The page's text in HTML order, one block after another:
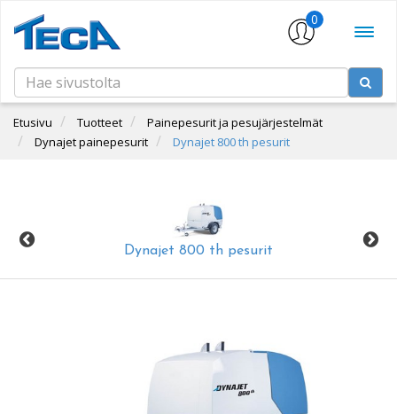
0
Etusivu Tuotteet
Painepesurit ja pesujärjestelmät
Dynajet painepesurit
Dynajet 800 th pesurit
Dynajet 800 th pesurit